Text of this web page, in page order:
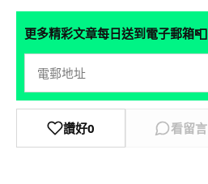
更多精彩文章每日送到電子郵箱📮
讚好0 看留言